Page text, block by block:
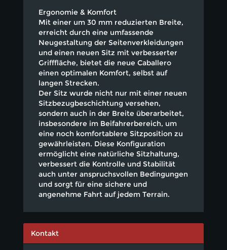
Ergonomie & Komfort
Mit einer um 30 mm reduzierten Breite,
erreicht durch eine umfassende
Neugestaltung der Seitenverkleidungen
und einen neuen Sitz mit verbesserter
Grifffläche, bietet die neue Caballero
einen optimalen Komfort, selbst auf
langen Strecken.
Der Sitz wurde nicht nur mit einer neuen
Sitzbezugbeschichtung versehen,
sondern auch in der Breite überarbeitet,
insbesondere im Beifahrerbereich, um
eine noch komfortablere Sitzposition zu
gewährleisten. Diese Konfiguration
ermöglicht eine natürliche Sitzhaltung,
verbessert die Kontrolle und Stabilität
auch unter anspruchsvollen Bedingungen
und sorgt für eine sichere und
angenehme Fahrt auf jedem Terrain.
Kontakt